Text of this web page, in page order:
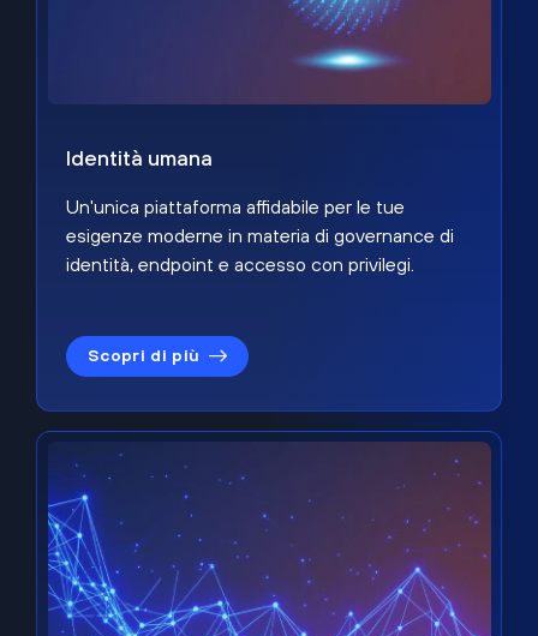
Identità umana
Un'unica piattaforma affidabile per le tue
esigenze moderne in materia di governance di
identità, endpoint e accesso con privilegi.
Scopri di più